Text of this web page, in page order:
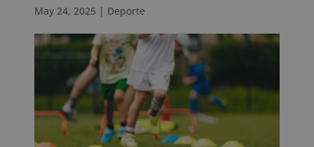
May 24, 2025 | Deporte